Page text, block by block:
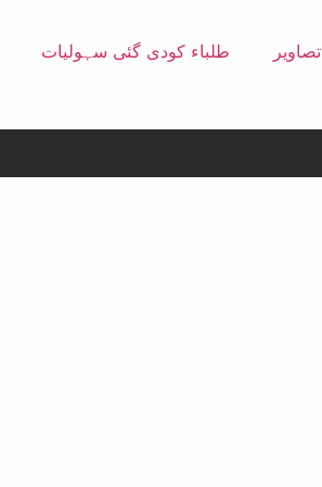
طلباء کودی گئی سہولیات تصاویر